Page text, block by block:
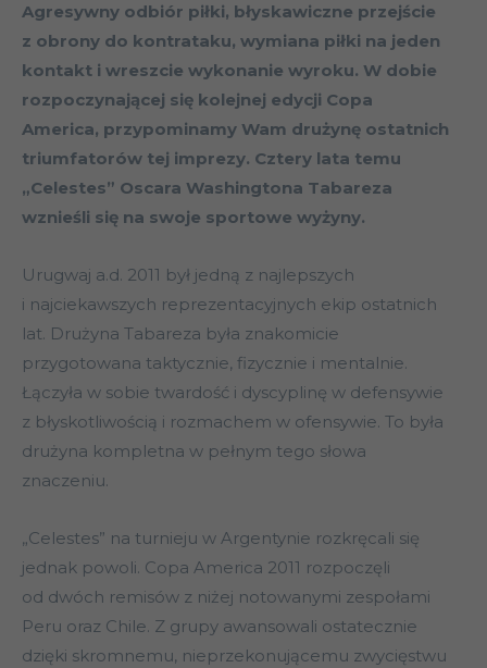
Agresywny odbiór piłki, błyskawiczne przejście
z obrony do kontrataku, wymiana piłki na jeden
kontakt i wreszcie wykonanie wyroku. W dobie
rozpoczynającej się kolejnej edycji Copa
America, przypominamy Wam drużynę ostatnich
triumfatorów tej imprezy. Cztery lata temu
„Celestes” Oscara Washingtona Tabareza
wznieśli się na swoje sportowe wyżyny.
Urugwaj a.d. 2011 był jedną z najlepszych
i najciekawszych reprezentacyjnych ekip ostatnich
lat. Drużyna Tabareza była znakomicie
przygotowana taktycznie, fizycznie i mentalnie.
Łączyła w sobie twardość i dyscyplinę w defensywie
z błyskotliwością i rozmachem w ofensywie. To była
drużyna kompletna w pełnym tego słowa
znaczeniu.
„Celestes” na turnieju w Argentynie rozkręcali się
jednak powoli. Copa America 2011 rozpoczęli
od dwóch remisów z niżej notowanymi zespołami
Peru oraz Chile. Z grupy awansowali ostatecznie
dzięki skromnemu, nieprzekonującemu zwycięstwu